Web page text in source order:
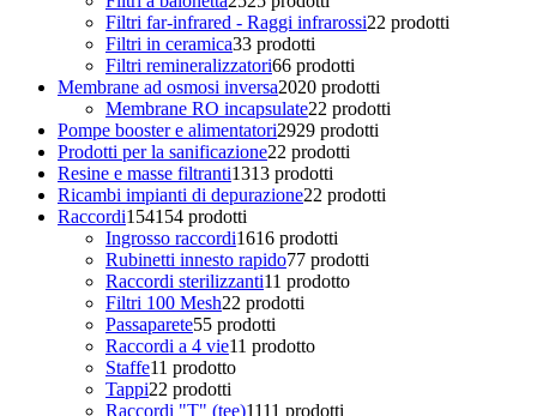
Filtri far-infrared - Raggi infrarossi22 prodotti
Filtri in ceramica33 prodotti
Filtri remineralizzatori66 prodotti
Membrane ad osmosi inversa2020 prodotti
Membrane RO incapsulate22 prodotti
Pompe booster e alimentatori2929 prodotti
Prodotti per la sanificazione22 prodotti
Resine e masse filtranti1313 prodotti
Ricambi impianti di depurazione22 prodotti
Raccordi154154 prodotti
Ingrosso raccordi1616 prodotti
Rubinetti innesto rapido77 prodotti
Raccordi sterilizzanti11 prodotto
Filtri 100 Mesh22 prodotti
Passaparete55 prodotti
Raccordi a 4 vie11 prodotto
Staffe11 prodotto
Tappi22 prodotti
Raccordi "T" (tee)1111 prodotti